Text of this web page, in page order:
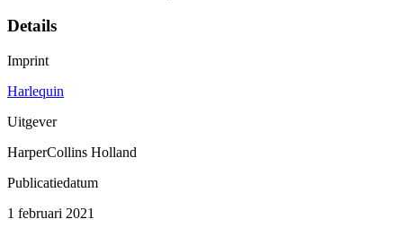
Details
Imprint
Harlequin
Uitgever
HarperCollins Holland
Publicatiedatum
1 februari 2021